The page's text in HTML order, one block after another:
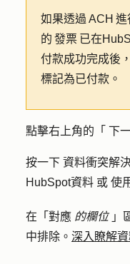
如果透過 ACH
的 發票 已在
付款成功完成後
標記為已付款。
點擊右上角的「 下
按一下 資料衝突解
HubSpot資料 或 使
在「對應 的欄位」
中排除。 深入瞭解